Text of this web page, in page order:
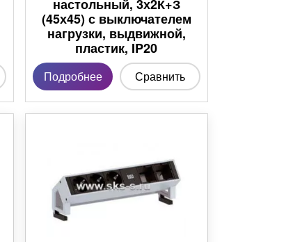
настольный, 3х2К+З
(45х45) с выключателем
нагрузки, выдвижной,
пластик, IP20
Подробнее Сравнить